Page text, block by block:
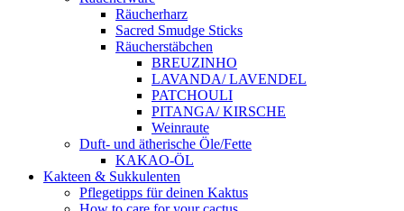
Räucherharz
Sacred Smudge Sticks
Räucherstäbchen
BREUZINHO
LAVANDA/ LAVENDEL
PATCHOULI
PITANGA/ KIRSCHE
Weinraute
Duft- und ätherische Öle/Fette
KAKAO-ÖL
Kakteen & Sukkulenten
Pflegetipps für deinen Kaktus